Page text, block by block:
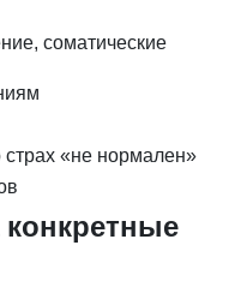
соматические
«не нормален»